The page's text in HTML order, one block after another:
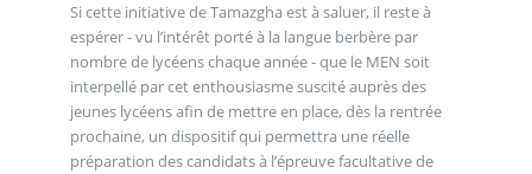
Si cette initiative de Tamazgha est à saluer, il reste à
espérer - vu l’intérêt porté à la langue berbère par
nombre de lycéens chaque année - que le MEN soit
interpellé par cet enthousiasme suscité auprès des
jeunes lycéens afin de mettre en place, dès la rentrée
prochaine, un dispositif qui permettra une réelle
préparation des candidats à l’épreuve facultative de